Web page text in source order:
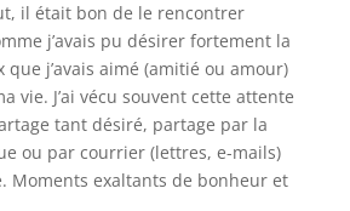
il était bon de le rencontrer
j’avais pu désirer fortement la
que j’avais aimé (amitié ou amour)
vie. J’ai vécu souvent cette attente
tant désiré, partage par la
ou par courrier (lettres, e-mails)
Moments exaltants de bonheur et